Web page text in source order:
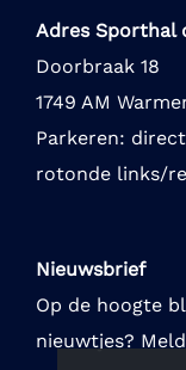
Adres Sporthal
Doorbraak 18
1749 AM
Parkeren:
rotonde links/
Nieuwsbrief
Op de hoogte
nieuwtjes?